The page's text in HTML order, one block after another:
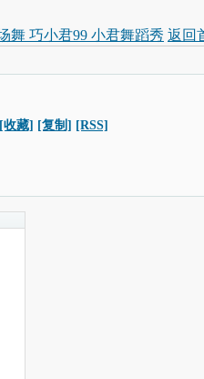
舞 巧小君99 小君舞蹈秀 返回
[收藏] [复制] [RSS]